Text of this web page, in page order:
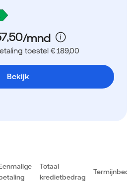
toestel € 189,00
Bekijk
Totaal
kredietbedrag